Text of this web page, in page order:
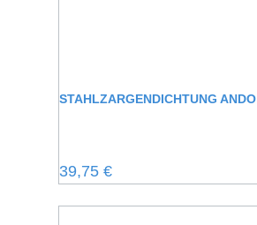
STAHLZARGENDICHTUNG ANDO
Regulärer Preis:
39,75 €